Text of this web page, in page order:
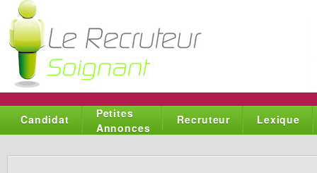
Candidat
Petites
Annonces
Recruteur Lexique